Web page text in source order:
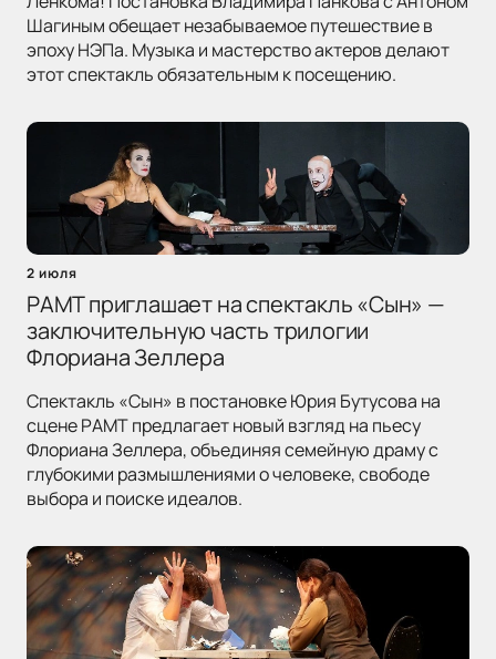
Шагиным обещает незабываемое путешествие в
эпоху НЭПа. Музыка и мастерство актеров делают
этот спектакль обязательным к посещению.
2 июля
РАМТ приглашает на спектакль «Сын» —
заключительную часть трилогии
Флориана Зеллера
Спектакль «Сын» в постановке Юрия Бутусова на
сцене РАМТ предлагает новый взгляд на пьесу
Флориана Зеллера, объединяя семейную драму с
глубокими размышлениями о человеке, свободе
выбора и поиске идеалов.